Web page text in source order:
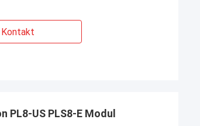
Kontakt
PL8-US PLS8-E Modul